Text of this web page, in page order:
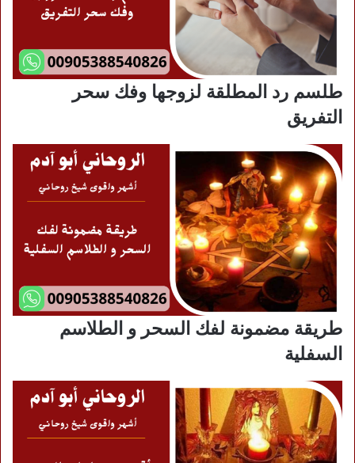
طلسم رد المطلقة لزوجها وفك سحر
التفريق
طريقة مضمونة لفك السحر و الطلاسم
السفلية